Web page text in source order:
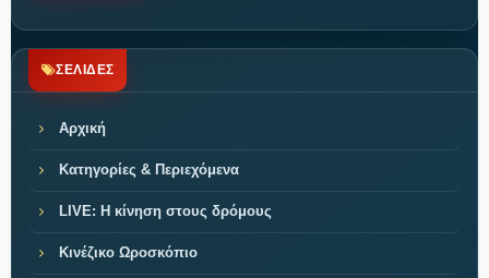
ΣΕΛΙΔΕΣ
Αρχική
Κατηγορίες & Περιεχόμενα
LIVE: Η κίνηση στους δρόμους
Κινέζικο Ωροσκόπιο